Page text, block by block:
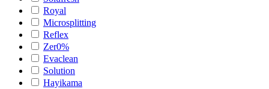
Royal
Microsplitting
Reflex
Zer0%
Evaclean
Solution
Hayikama